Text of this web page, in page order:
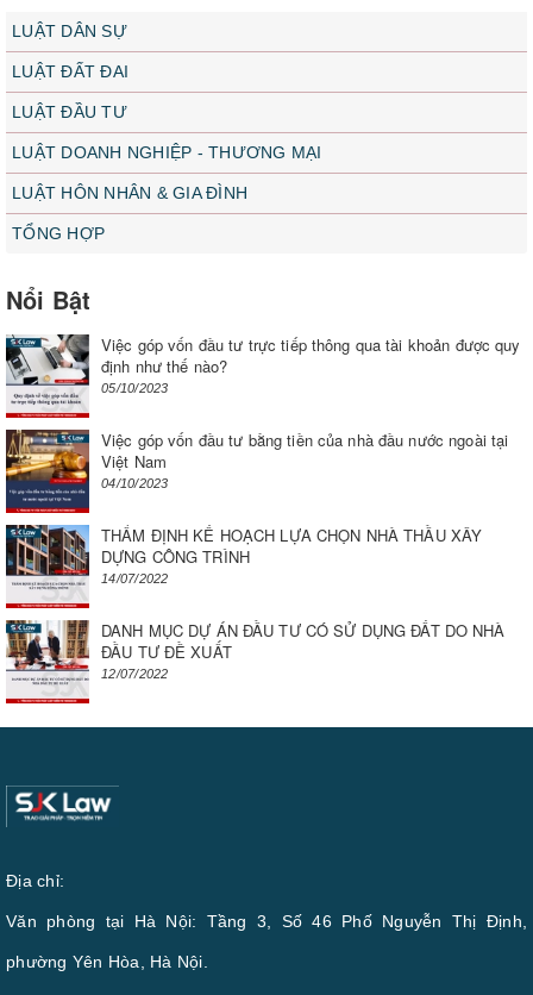
LUẬT DÂN SỰ
LUẬT ĐẤT ĐAI
LUẬT ĐẦU TƯ
LUẬT DOANH NGHIỆP - THƯƠNG MẠI
LUẬT HÔN NHÂN & GIA ĐÌNH
TỔNG HỢP
Nổi Bật
Việc góp vốn đầu tư trực tiếp thông qua tài khoản được quy
định như thế nào?
05/10/2023
Việc góp vốn đầu tư bằng tiền của nhà đầu nước ngoài tại
Việt Nam
04/10/2023
THẨM ĐỊNH KẾ HOẠCH LỰA CHỌN NHÀ THẦU XÂY
DỰNG CÔNG TRÌNH
14/07/2022
DANH MỤC DỰ ÁN ĐẦU TƯ CÓ SỬ DỤNG ĐẤT DO NHÀ
ĐẦU TƯ ĐỀ XUẤT
12/07/2022
Địa chỉ:
Văn phòng tại Hà Nội: Tầng 3, Số 46 Phố Nguyễn Thị Định,
phường Yên Hòa, Hà Nội.